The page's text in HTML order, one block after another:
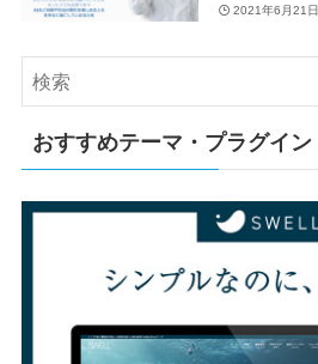
2021年6月21日
おすすめテーマ・プラグイン